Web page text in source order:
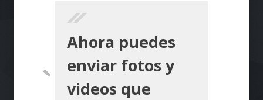
Ahora puedes
enviar fotos y
videos que